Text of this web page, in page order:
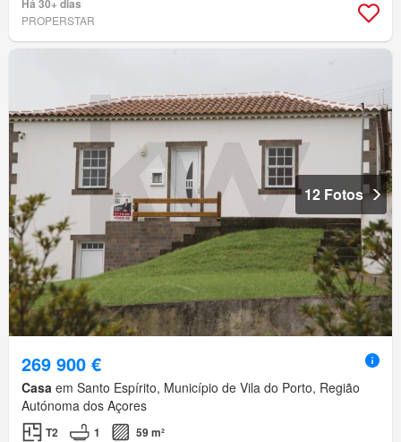
Há 30+ dias
PROPERSTAR
12 Fotos
269 900 €
Casa em Santo Espírito, Município de Vila do Porto, Região
Autónoma dos Açores
T2 1 59 m²